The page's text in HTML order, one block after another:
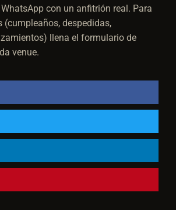
con un anfitrión real. Para
(cumpleaños, despedidas,
llena el formulario de
venue.